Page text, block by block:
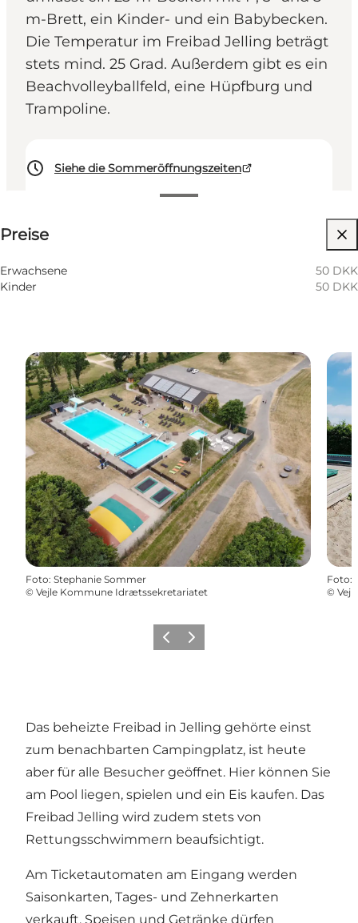
m-Brett, ein Kinder- und ein Babybecken.
Die Temperatur im Freibad Jelling beträgt
stets mind. 25 Grad. Außerdem gibt es ein
Beachvolleyballfeld, eine Hüpfburg und
Trampoline.
Siehe die Sommeröffnungszeiten
Preise
Erwachsene
50 DKK
Kinder
50 DKK
Foto: Stephanie Sommer
© Vejle Kommune Idrætssekretariatet
Foto:
©
ZurückWeiter
Das beheizte Freibad in Jelling gehörte einst
zum benachbarten Campingplatz, ist heute
aber für alle Besucher geöffnet. Hier können Sie
am Pool liegen, spielen und ein Eis kaufen. Das
Freibad Jelling wird zudem stets von
Rettungsschwimmern beaufsichtigt.
Am Ticketautomaten am Eingang werden
Saisonkarten, Tages- und Zehnerkarten
verkauft. Speisen und Getränke dürfen